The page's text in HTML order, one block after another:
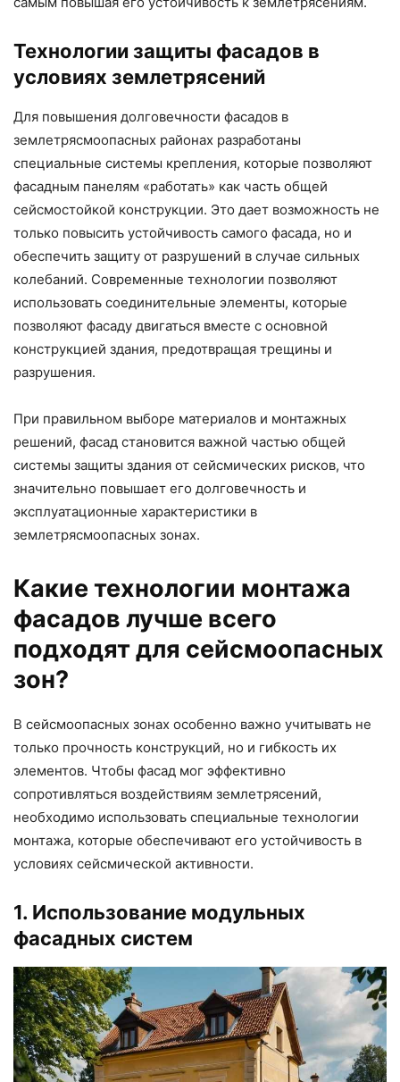
Технологии защиты фасадов в
условиях землетрясений
Для повышения долговечности фасадов в
землетрясмоопасных районах разработаны
специальные системы крепления, которые позволяют
фасадным панелям «работать» как часть общей
сейсмостойкой конструкции. Это дает возможность не
только повысить устойчивость самого фасада, но и
обеспечить защиту от разрушений в случае сильных
колебаний. Современные технологии позволяют
использовать соединительные элементы, которые
позволяют фасаду двигаться вместе с основной
конструкцией здания, предотвращая трещины и
разрушения.
При правильном выборе материалов и монтажных
решений, фасад становится важной частью общей
системы защиты здания от сейсмических рисков, что
значительно повышает его долговечность и
эксплуатационные характеристики в
землетрясмоопасных зонах.
Какие технологии монтажа
фасадов лучше всего
подходят для сейсмоопасных
зон?
В сейсмоопасных зонах особенно важно учитывать не
только прочность конструкций, но и гибкость их
элементов. Чтобы фасад мог эффективно
сопротивляться воздействиям землетрясений,
необходимо использовать специальные технологии
монтажа, которые обеспечивают его устойчивость в
условиях сейсмической активности.
1. Использование модульных
фасадных систем